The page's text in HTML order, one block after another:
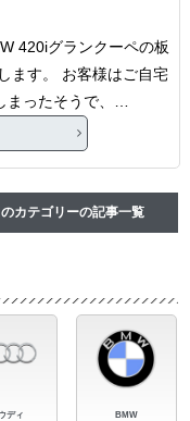
420iグランクーペの板
ます。 お客様はご自宅
まったそうで、…
カテゴリーの記事一覧
ディ BMW